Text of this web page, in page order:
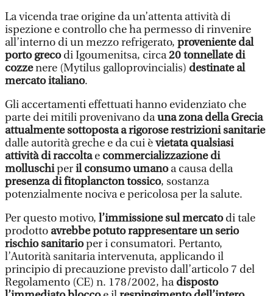
La vicenda trae origine da un’attenta attività di
ispezione e controllo che ha permesso di rinvenire
all’interno di un mezzo refrigerato, proveniente dal
porto grecodi Igoumenitsa, circa20 tonnellate di
cozzenere (Mytilus galloprovincialis) destinate al
mercato italiano.
Gli accertamenti effettuati hanno evidenziato che
parte dei mitili provenivano dauna zona della Grecia
attualmente sottoposta a rigorose restrizioni sanitarie
dalle autorità greche e da cui èvietata qualsiasi
attività di raccoltae commercializzazione di
molluschiperil consumo umanoa causa della
presenza di fitoplancton tossico, sostanza
potenzialmente nociva e pericolosa per la salute.
Per questo motivo, l’immissione sul mercatodi tale
prodotto avrebbe potuto rappresentare un serio
rischio sanitarioper i consumatori. Pertanto,
l’Autorità sanitaria intervenuta, applicando il
principio di precauzione previsto dall’articolo 7 del
Regolamento (CE) n. 178/2002, hadisposto